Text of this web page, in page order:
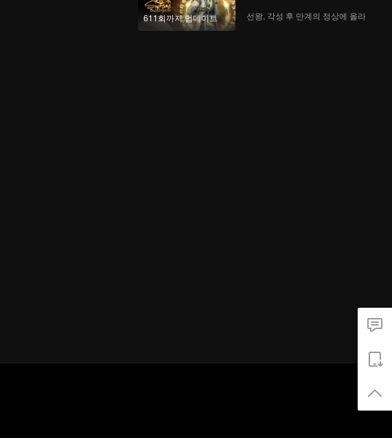
611회까지 업데이트 선왕, 각성 후 만계의 정상에 올라